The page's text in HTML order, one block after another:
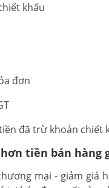
khấu
đơn
đã trừ khoản chiết
tiền bán hàng
mại - giảm